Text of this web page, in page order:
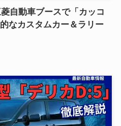
自動車ブースで「カッコ
なカスタムカー＆ラリー